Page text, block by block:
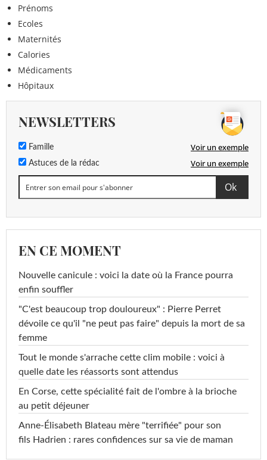
Prénoms
Ecoles
Maternités
Calories
Médicaments
Hôpitaux
NEWSLETTERS
Famille Voir un exemple
Astuces de la rédac Voir un exemple
EN CE MOMENT
Nouvelle canicule : voici la date où la France pourra
enfin souffler
"C'est beaucoup trop douloureux" : Pierre Perret
dévoile ce qu'il "ne peut pas faire" depuis la mort de sa
femme
Tout le monde s'arrache cette clim mobile : voici à
quelle date les réassorts sont attendus
En Corse, cette spécialité fait de l'ombre à la brioche
au petit déjeuner
Anne-Élisabeth Blateau mère "terrifiée" pour son
fils Hadrien : rares confidences sur sa vie de maman